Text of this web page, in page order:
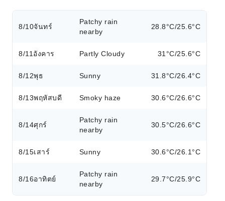
8/10จันทร์
Patchy rain
nearby
28.8°C/25.6°C
8/11 อังคาร Partly Cloudy 31°C/25.6°C
8/12พุธ Sunny 31.8°C/26.4°C
8/13พฤหัสบดี Smoky haze 30.6°C/26.6°C
8/14ศุกร์
Patchy rain
nearby
30.5°C/26.6°C
8/15เสาร์ Sunny 30.6°C/26.1°C
8/16อาทิตย์
Patchy rain
nearby
29.7°C/25.9°C